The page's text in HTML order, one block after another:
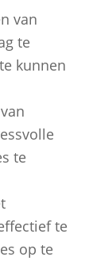
van
te
kunnen
te
te
op te